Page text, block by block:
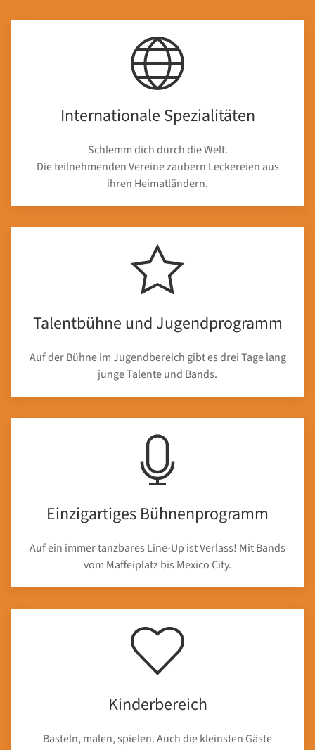
Internationale Spezialitäten
Schlemm dich durch die Welt.
Die teilnehmenden Vereine zaubern Leckereien aus
ihren Heimatländern.
Talentbühne und Jugendprogramm
Auf der Bühne im Jugendbereich gibt es drei Tage lang
junge Talente und Bands.
Einzigartiges Bühnenprogramm
Auf ein immer tanzbares Line-Up ist Verlass! Mit Bands
vom Maffeiplatz bis Mexico City.
Kinderbereich
Basteln, malen, spielen. Auch die kleinsten Gäste